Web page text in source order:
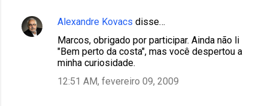
Alexandre Kovacs disse…
Marcos, obrigado por participar. Ainda não li
"Bem perto da costa", mas você despertou a
minha curiosidade.
12:51 AM, fevereiro 09, 2009